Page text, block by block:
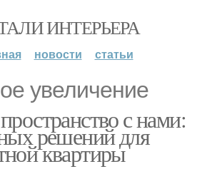
ИНТЕРЬЕРА
новости статьи
увеличение
с нами:
решений для
квартиры